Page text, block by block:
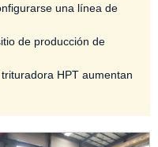
una línea de
de producción de
HPT aumentan